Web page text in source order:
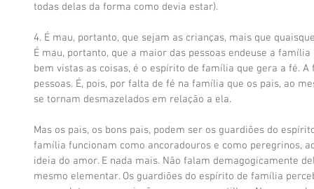
todas delas da forma como devia estar).
4. É mau, portanto, que sejam as crianças, mais que
É mau, portanto, que a maior das pessoas endeuse a
bem vistas as coisas, é o espírito de família que gera a fé.
pessoas. É, pois, por falta de fé na família que os pais, ao
se tornam desmazelados em relação a ela.
Mas os pais, os bons pais, podem ser os guardiões do
família funcionam como ancoradouros e como peregrinos,
ideia do amor. E nada mais. Não falam demagogicamente
mesmo elementar. Os guardiões do espírito de família